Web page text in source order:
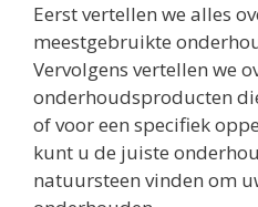
Eerst vertellen we alles
meestgebruikte
Vervolgens vertellen we
onderhoudsproducten
of voor een specifiek
kunt u de juiste
natuursteen vinden om